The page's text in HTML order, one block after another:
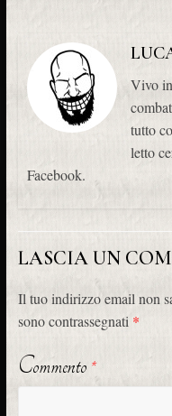
Vivo
tutto
letto
Facebook.
LASCIA UN
Il tuo indirizzo email non
sono contrassegnati *
Commento*